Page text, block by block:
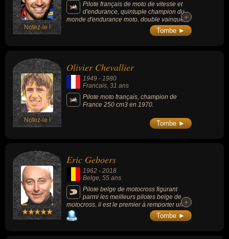
Notez-le !
Pilote français de moto de vitesse et
d'endurance, quintuple champion du
monde d'endurance moto, double vainqueur
du Bol d'or (2011, 2016) et des 24 Heures du
+
+
Tombe ►
Notez-le !
Olivier Chevallier
1949 - 1980
Francais, 31 ans
Pilote moto français, champion de
France 250 cm3 en 1970.
Tombe ►
Eric Geboers
1962 - 2018
Belge, 55 ans
Pilote belge de motocross figurant
parmi les meilleurs pilotes belge de
motocross, il est le premier à remporter une
couronne mondiale dans chacune des
cylindrées 125, 250 et 500, et devient «
+
+
Tombe ►